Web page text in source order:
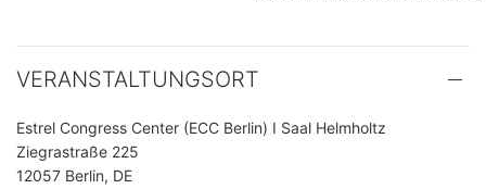
VERANSTALTUNGSORT
Estrel Congress Center (ECC Berlin) I Saal Helmholtz
Ziegrastraße 225
12057 Berlin, DE